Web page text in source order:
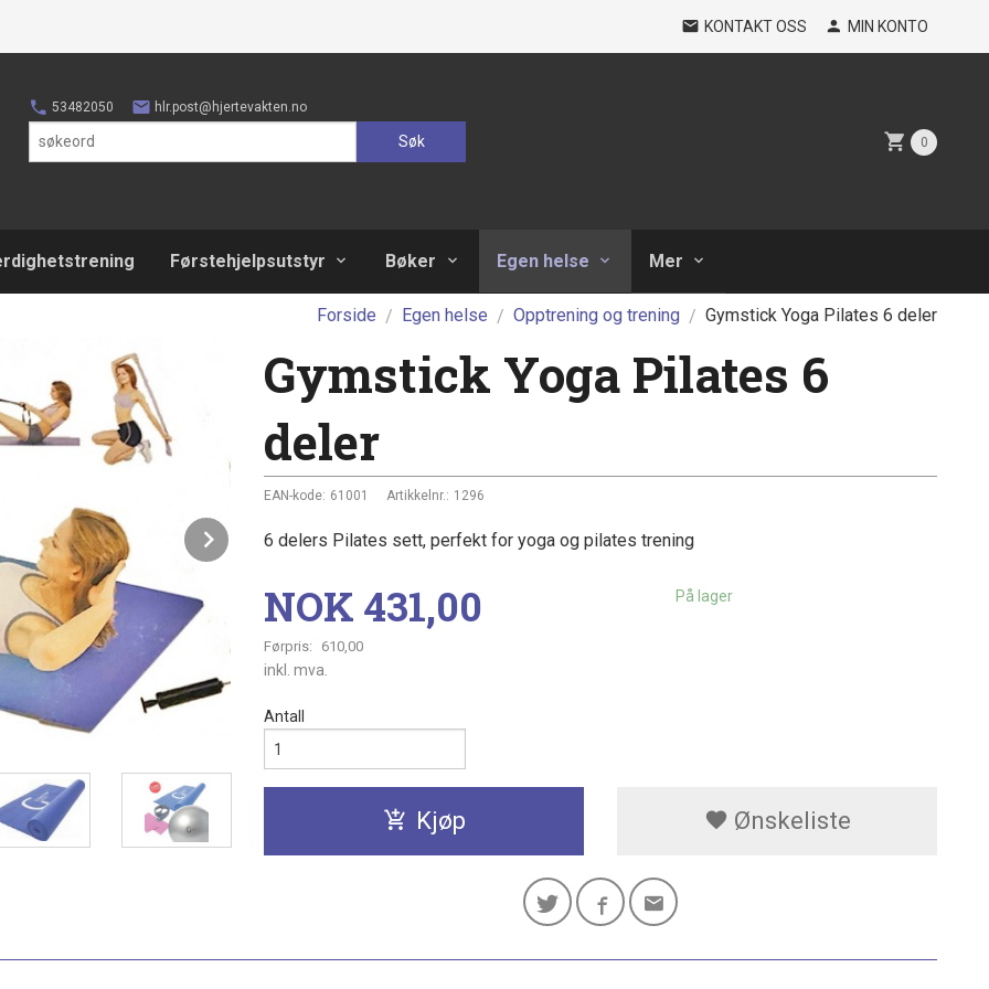
KONTAKT OSS MIN KONTO
53482050 hlr.post@hjertevakten.no
Søk 0
Førstehjelpsutstyr Bøker Egen helse Mer
Forside Egen helse Opptrening og trening Gymstick Yoga Pilates 6 deler
Next
Gymstick Yoga Pilates 6
deler
EAN-kode: 61001 Artikkelnr.: 1296
6 delers Pilates sett, perfekt for yoga og pilates trening
Tilbud
NOK 431,00
Førpris: 610,00
Rabatt
inkl. mva.
På lager
Antall
Kjøp Ønskeliste